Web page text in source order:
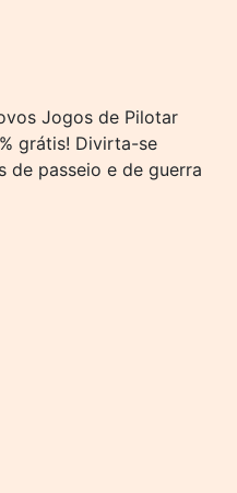
Jogos de Pilotar
grátis! Divirta-se
de passeio e de guerra